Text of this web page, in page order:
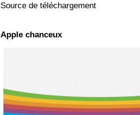
Source de téléchargement
Apple chanceux